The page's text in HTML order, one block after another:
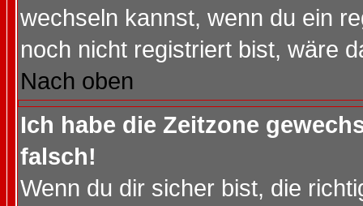
wechseln kannst, wenn du ein
noch nicht registriert bist, wäre
Nach oben
Ich habe die Zeitzone
falsch!
Wenn du dir sicher bist, die